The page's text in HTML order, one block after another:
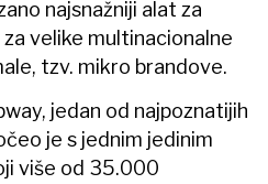
najsnažniji alat za
velike multinacionalne
tzv. mikro brandove.
jedan od najpoznatijih
je s jednim jedinim
više od 35.000